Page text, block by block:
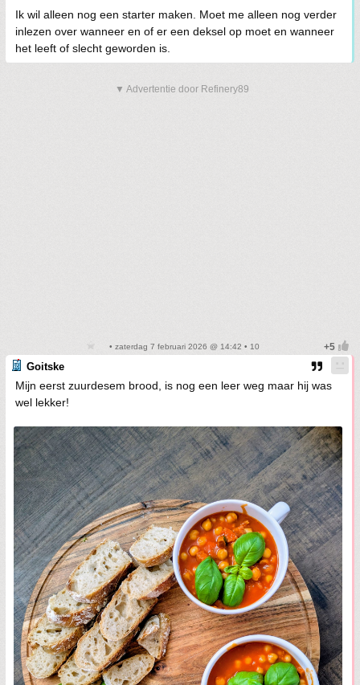
Ik wil alleen nog een starter maken. Moet me alleen nog verder
inlezen over wanneer en of er een deksel op moet en wanneer
het leeft of slecht geworden is.
▼ Advertentie door Refinery89
• zaterdag 7 februari 2026 @ 14:42 • 10
Goitske
Mijn eerst zuurdesem brood, is nog een leer weg maar hij was
wel lekker!